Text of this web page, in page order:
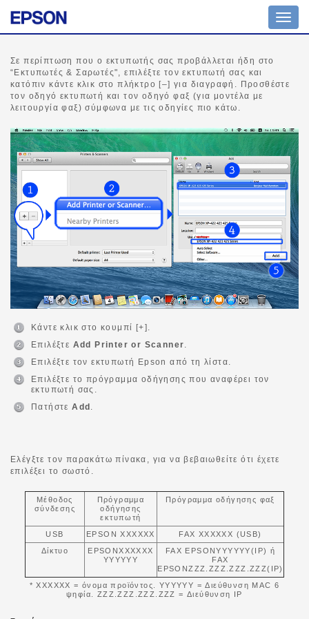
Σε περίπτωση που ο εκτυπωτής σας προβάλλεται ήδη στο
“Εκτυπωτές & Σαρωτές", επιλέξτε τον εκτυπωτή σας και
κατόπιν κάντε κλικ στο πλήκτρο [–] για διαγραφή. Προσθέστε
τον οδηγό εκτυπωτή και τον οδηγό φαξ (για μοντέλα με
λειτουργία φαξ) σύμφωνα με τις οδηγίες πιο κάτω.
Κάντε κλικ στο κουμπί [+].
Επιλέξτε Add Printer or Scanner
Επιλέξτε τον εκτυπωτή Epson από τη λίστα.
Επιλέξτε το πρόγραμμα οδήγησης που αναφέρει τον
εκτυπωτή σας.
ΠατήστεAdd
Ελέγξτε τον παρακάτω πίνακα, για να βεβαιωθείτε ότι έχετε
επιλέξει το σωστό.
Μέθοδος
σύνδεσης
Πρόγραμμα
οδήγησης
εκτυπωτή
Πρόγραμμα οδήγησης φαξ
USB EPSON XXXXXX
FAX XXXXXX (USB)
Δίκτυο
EPSONXXXXXX
YYYYYY
FAX EPSONYYYYYY(IP) ή
FAX
EPSONZZZ.ZZZ.ZZZ.ZZZ(IP)
* XXXXXX = όνομα προϊόντος. YYYYYY = Διεύθυνση MAC 6
ψηφία. ZZZ.ZZZ.ZZZ.ZZZ = Διεύθυνση IP